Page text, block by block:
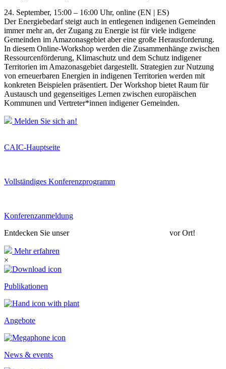
24. September, 15:00 – 16:00 Uhr, online (EN | ES)
Der Energiebedarf steigt auch in entlegenen indigenen Gemeinden
immer mehr an, der Zugang zu Energie ist für viele indigene
Gemeinden im Amazonasgebiet aber eine große Herausforderung.
In diesem Online-Workshop werden die Zusammenhänge zwischen
Ressourcenförderung, Klimaschutz und dem Schutz indigener
Territorien im Amazonasgebiet dargestellt. Strategien zur Nutzung
von erneuerbaren Energien in indigenen Territorien werden mit
konkreten Beispielen präsentiert. Der Workshop bietet Raum für
Austausch und gegenseitiges Lernen zwischen europäischen
Kommunen und Vertreter*innen indigener Gemeinden.
Melden Sie sich an!
CAIC-Hauptseite
Vollständiges Konferenzprogramm
Konferenzanmeldung
Entdecken Sie unser
vor Ort!
Mehr erfahren
×
Publikationen
Angebote
News & events